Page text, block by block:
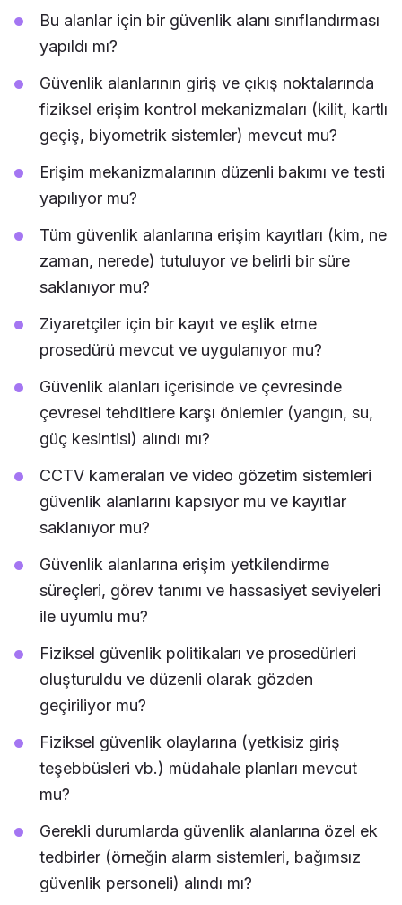
Bu alanlar için bir güvenlik alanı sınıflandırması
yapıldı mı?
Güvenlik alanlarının giriş ve çıkış noktalarında
fiziksel erişim kontrol mekanizmaları (kilit, kartlı
geçiş, biyometrik sistemler) mevcut mu?
Erişim mekanizmalarının düzenli bakımı ve testi
yapılıyor mu?
Tüm güvenlik alanlarına erişim kayıtları (kim, ne
zaman, nerede) tutuluyor ve belirli bir süre
saklanıyor mu?
Ziyaretçiler için bir kayıt ve eşlik etme
prosedürü mevcut ve uygulanıyor mu?
Güvenlik alanları içerisinde ve çevresinde
çevresel tehditlere karşı önlemler (yangın, su,
güç kesintisi) alındı mı?
CCTV kameraları ve video gözetim sistemleri
güvenlik alanlarını kapsıyor mu ve kayıtlar
saklanıyor mu?
Güvenlik alanlarına erişim yetkilendirme
süreçleri, görev tanımı ve hassasiyet seviyeleri
ile uyumlu mu?
Fiziksel güvenlik politikaları ve prosedürleri
oluşturuldu ve düzenli olarak gözden
geçiriliyor mu?
Fiziksel güvenlik olaylarına (yetkisiz giriş
teşebbüsleri vb.) müdahale planları mevcut
mu?
Gerekli durumlarda güvenlik alanlarına özel ek
tedbirler (örneğin alarm sistemleri, bağımsız
güvenlik personeli) alındı mı?